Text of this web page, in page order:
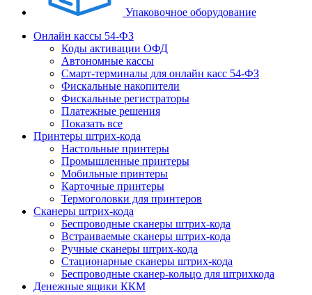
Упаковочное оборудование
Онлайн кассы 54-ФЗ
Коды активации ОФД
Автономные кассы
Смарт-терминалы для онлайн касс 54-ФЗ
Фискальные накопители
Фискальные регистраторы
Платежные решения
Показать все
Принтеры штрих-кода
Настольные принтеры
Промышленные принтеры
Мобильные принтеры
Карточные принтеры
Термоголовки для принтеров
Сканеры штрих-кода
Беспроводные сканеры штрих-кода
Встраиваемые сканеры штрих-кода
Ручные сканеры штрих-кода
Стационарные сканеры штрих-кода
Беспроводные сканер-кольцо для штрихкода
Денежные ящики ККМ